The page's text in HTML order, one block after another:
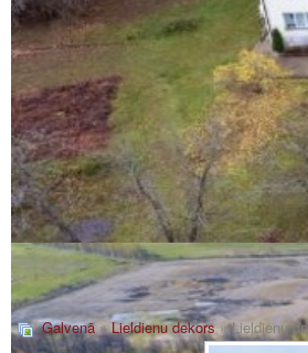
Galvenā»Lieldienu dekors» Lieldienu